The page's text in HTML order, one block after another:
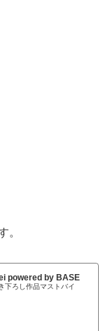
。
powered by BASE
下ろし作品マストバイ